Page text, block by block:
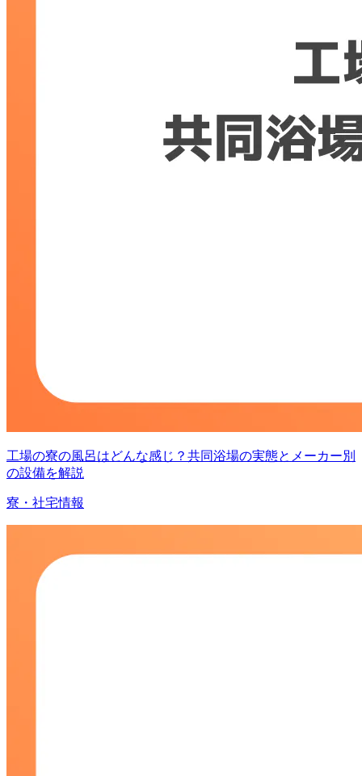
工場の寮の風呂はどんな感じ？共同浴場の実態とメーカー別
の設備を解説
寮・社宅情報